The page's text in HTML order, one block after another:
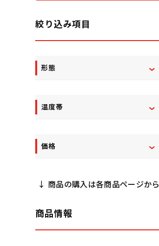
絞り込み項目
形態
温度帯
価格
↓ 商品の購入は各商品ページから
商品情報